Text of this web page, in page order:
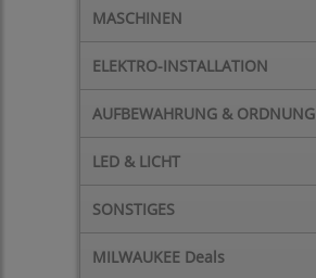
MASCHINEN
ELEKTRO-INSTALLATION
AUFBEWAHRUNG & ORDNUNG
LED & LICHT
SONSTIGES
MILWAUKEE Deals